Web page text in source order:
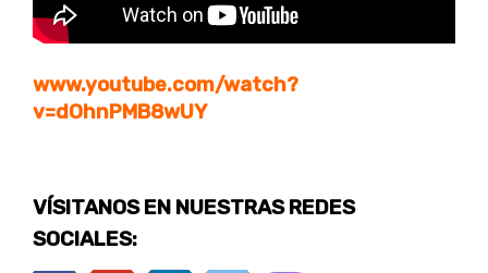
www.youtube.com/watch?
v=dOhnPMB8wUY
VÍSITANOS EN NUESTRAS REDES
SOCIALES: